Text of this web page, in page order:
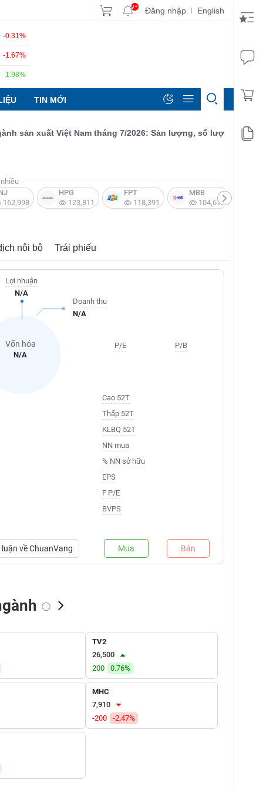
9+ Đăng nhập | English
-0.31%
-1.67%
1.98%
TIN MỚI
xuất Việt Nam tháng 7/2026: Sản lượng, số lượng đơn đặt
162,998
HPG
123,811
FPT
118,391
MBB
104,672
nội bộ Trái phiếu
Vốn hóa
N/A
Lợi nhuận
N/A
Doanh thu
N/A
P/E P/B
Cao 52T
Thấp 52T
KLBQ 52T
NN mua
% NN sở hữu
EPS
F P/E
BVPS
vềChuanVang Mua Bán
Tự doanh mua
TV2
26,500
200
0.76%
MHC
7,910
-200
-2.47%